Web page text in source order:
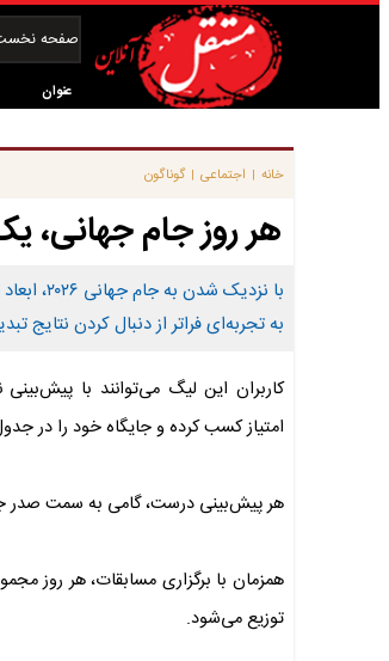
صفحه
عنوان
خانه | اجتماعی | گوناگون
هر روز جام جهانی،
با
به تجربه‌ای فراتر از دنبال کردن نتایج
کاربران این لیگ می‌توانند با
امتیاز کسب کرده و جایگاه خود را در
هر پیش‌بینی درست، گامی به سمت صدر
همزمان با برگزاری مسابقات، هر روز
توزیع می‌شود.